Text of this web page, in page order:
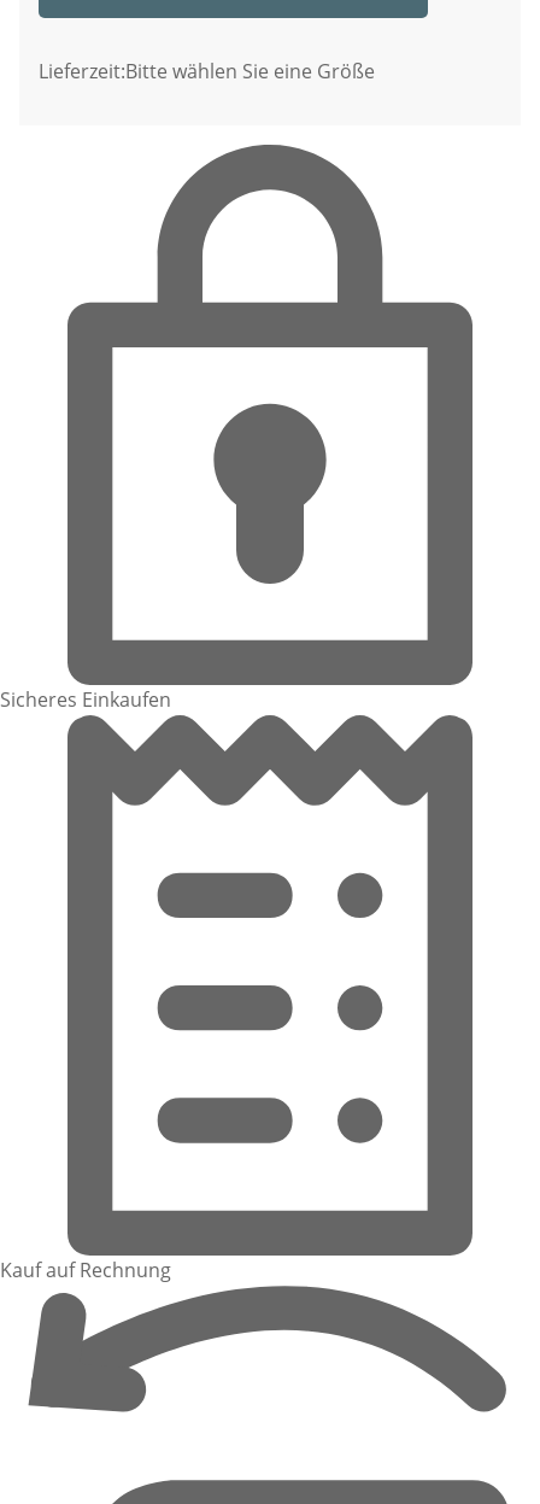
Lieferzeit:Bitte wählen Sie eine Größe
Sicheres Einkaufen
Kauf auf Rechnung